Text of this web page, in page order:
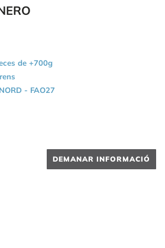
de +700g
- FAO27
DEMANAR INFORMACIÓ